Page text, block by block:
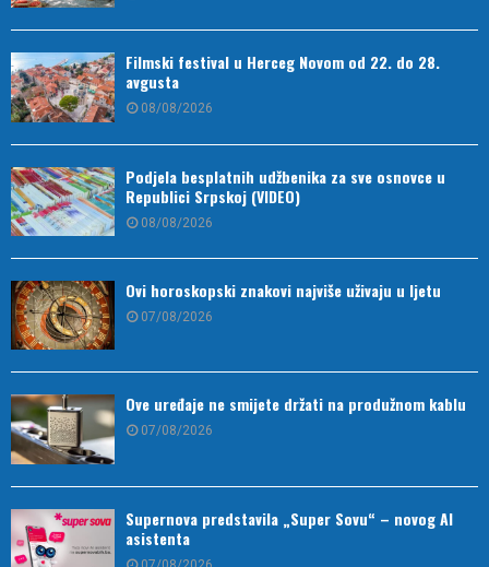
Filmski festival u Herceg Novom od 22. do 28.
avgusta
08/08/2026
Podjela besplatnih udžbenika za sve osnovce u
Republici Srpskoj (VIDEO)
08/08/2026
Ovi horoskopski znakovi najviše uživaju u ljetu
07/08/2026
Ove uređaje ne smijete držati na produžnom kablu
07/08/2026
Supernova predstavila „Super Sovu“ – novog AI
asistenta